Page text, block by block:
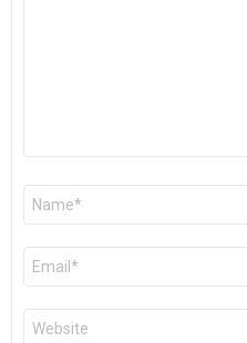
Nom
E-
mail
*
Site
web